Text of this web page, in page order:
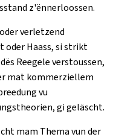
z'ënnerloossen.
verletzend
oder Haass, si strikt
Reegele verstoussen,
mat kommerziellem
vu
gi geläscht.
mam Thema vun der